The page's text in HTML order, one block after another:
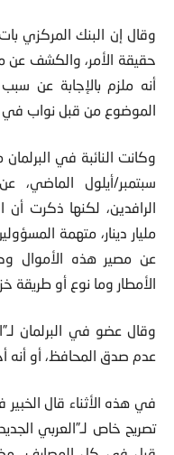
وقال إن البنك المركزي
حقيقة الأمر، والكشف عن
أنه ملزم بالإجابة عن
الموضوع من قبل نواب في
وكانت النائبة في
سبتمبر/أيلول
مليار دينار، متهمة
عن مصير هذه الأموال
الأمطار وما نوع أو طريقة
وقال عضو في البرلمان
عدم صدق المحافظ، أو أنه
في هذه الأثناء قال
تصريح خاص لـ”العربي